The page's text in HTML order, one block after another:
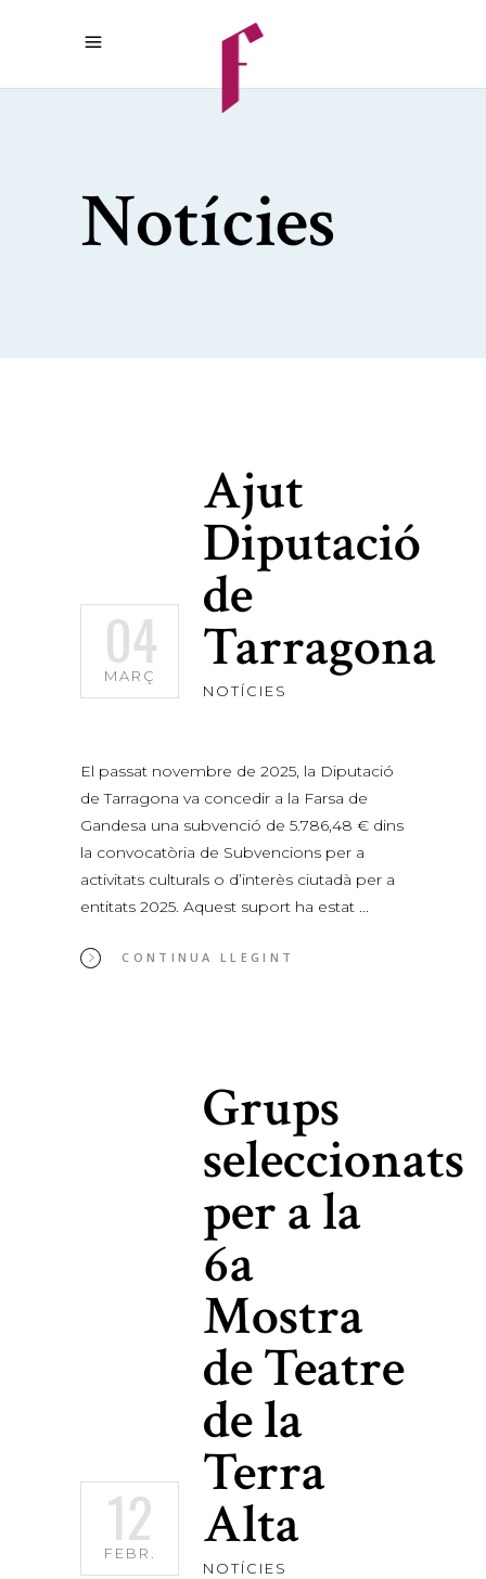
Notícies
04
MARÇ
Ajut
Diputació
de
Tarragona
NOTÍCIES
El passat novembre de 2025, la Diputació
de Tarragona va concedir a la Farsa de
Gandesa una subvenció de 5.786,48 € dins
la convocatòria de Subvencions per a
activitats culturals o d’interès ciutadà per a
entitats 2025. Aquest suport ha estat
CONTINUA LLEGINT
12
FEBR.
Grups
seleccionats
per a la
6a
Mostra
de Teatre
de la
Terra
Alta
NOTÍCIES